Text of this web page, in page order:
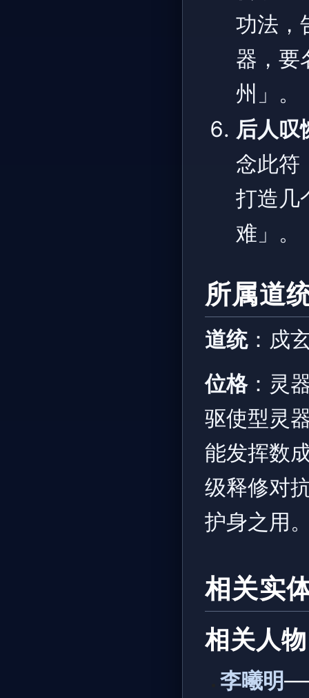
功法，
器，要
州」。
后人叹
念此符
打造几
难」。
所属道
道统：戍
位格：灵
驱使型灵
能发挥数
级释修对
护身之用
相关实
相关人物
李曦明